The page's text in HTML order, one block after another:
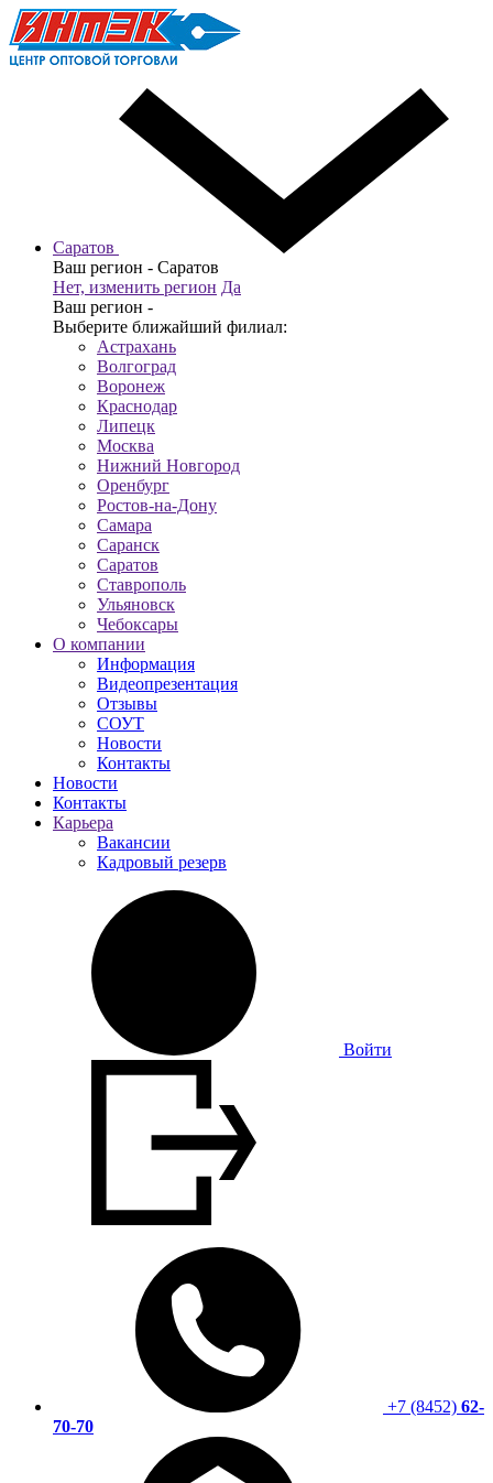
Саратов
Ваш регион - Саратов
Нет, изменить регион Да
Ваш регион -
Выберите ближайший филиал:
Астрахань
Волгоград
Воронеж
Краснодар
Липецк
Москва
Нижний Новгород
Оренбург
Ростов-на-Дону
Самара
Саранск
Саратов
Ставрополь
Ульяновск
Чебоксары
О компании
Информация
Видеопрезентация
Отзывы
СОУТ
Новости
Контакты
Новости
Контакты
Карьера
Вакансии
Кадровый резерв
Войти
+7 (8452) 62-
70-70